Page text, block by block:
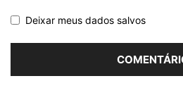
Deixar meus dados salvos